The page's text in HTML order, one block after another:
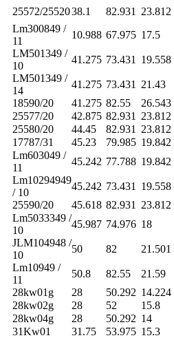
25572/2552038.1 82.931 23.812
Lm300849 /
11
10.988 67.975 17.5
LM501349 /
10
41.275 73.431 19.558
LM501349 /
14
41.275 73.431 21.43
18590/20
41.275 82.55 26.543
25577/20
42.875 82.931 23.812
25580/20
44.45 82.931 23.812
17787/31
45.23 79.985 19.842
Lm603049 /
11
45.242 77.788 19.842
Lm10294949
/ 10
45.242 73.431 19.558
25590/20
45.618 82.931 23.812
Lm5033349 /
10
45.987 74.976 18
JLM104948 /
10
50 82 21.501
Lm10949 /
11
50.8 82.55 21.59
28kw01g
28 50.292 14.224
28kw02g
28 52 15.8
28kw04g
28 50.292 14
31Kw01
31.75 53.975 15.3